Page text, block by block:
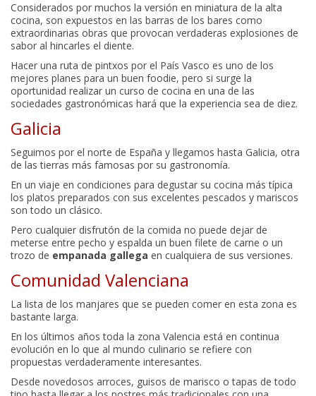
Considerados por muchos la versión en miniatura de la alta
cocina, son expuestos en las barras de los bares como
extraordinarias obras que provocan verdaderas explosiones de
sabor al hincarles el diente.
Hacer una ruta de pintxos por el País Vasco es uno de los
mejores planes para un buen foodie, pero si surge la
oportunidad realizar un curso de cocina en una de las
sociedades gastronómicas hará que la experiencia sea de diez.
Galicia
Seguimos por el norte de España y llegamos hasta Galicia, otra
de las tierras más famosas por su gastronomía.
En un viaje en condiciones para degustar su cocina más típica
los platos preparados con sus excelentes pescados y mariscos
son todo un clásico.
Pero cualquier disfrutón de la comida no puede dejar de
meterse entre pecho y espalda un buen filete de carne o un
trozo de empanada gallega en cualquiera de sus versiones.
Comunidad Valenciana
La lista de los manjares que se pueden comer en esta zona es
bastante larga.
En los últimos años toda la zona Valencia está en continua
evolución en lo que al mundo culinario se refiere con
propuestas verdaderamente interesantes.
Desde novedosos arroces, guisos de marisco o tapas de todo